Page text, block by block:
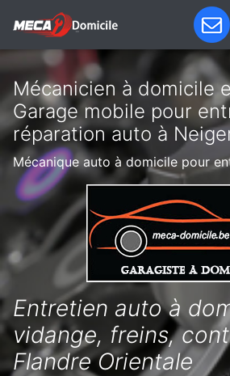
Mécanicien à domicile
Garage mobile pour
réparation auto à
Mécanique auto à domicile pour
Entretien auto à
vidange, freins,
Flandre Orientale